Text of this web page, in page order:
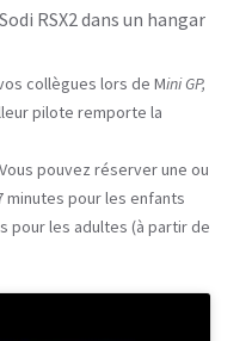
RSX2 dans un hangar
collègues lors de Mini GP,
pilote remporte la
pouvez réserver une ou
pour les enfants
pour les adultes (à partir de